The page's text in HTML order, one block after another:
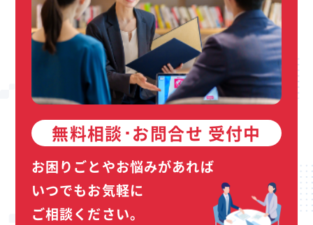
無料相談･お問合せ 受付中
お困りごとやお悩みがあれば
いつでもお気軽に
ご相談ください。